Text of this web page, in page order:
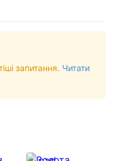
запитання. Читати